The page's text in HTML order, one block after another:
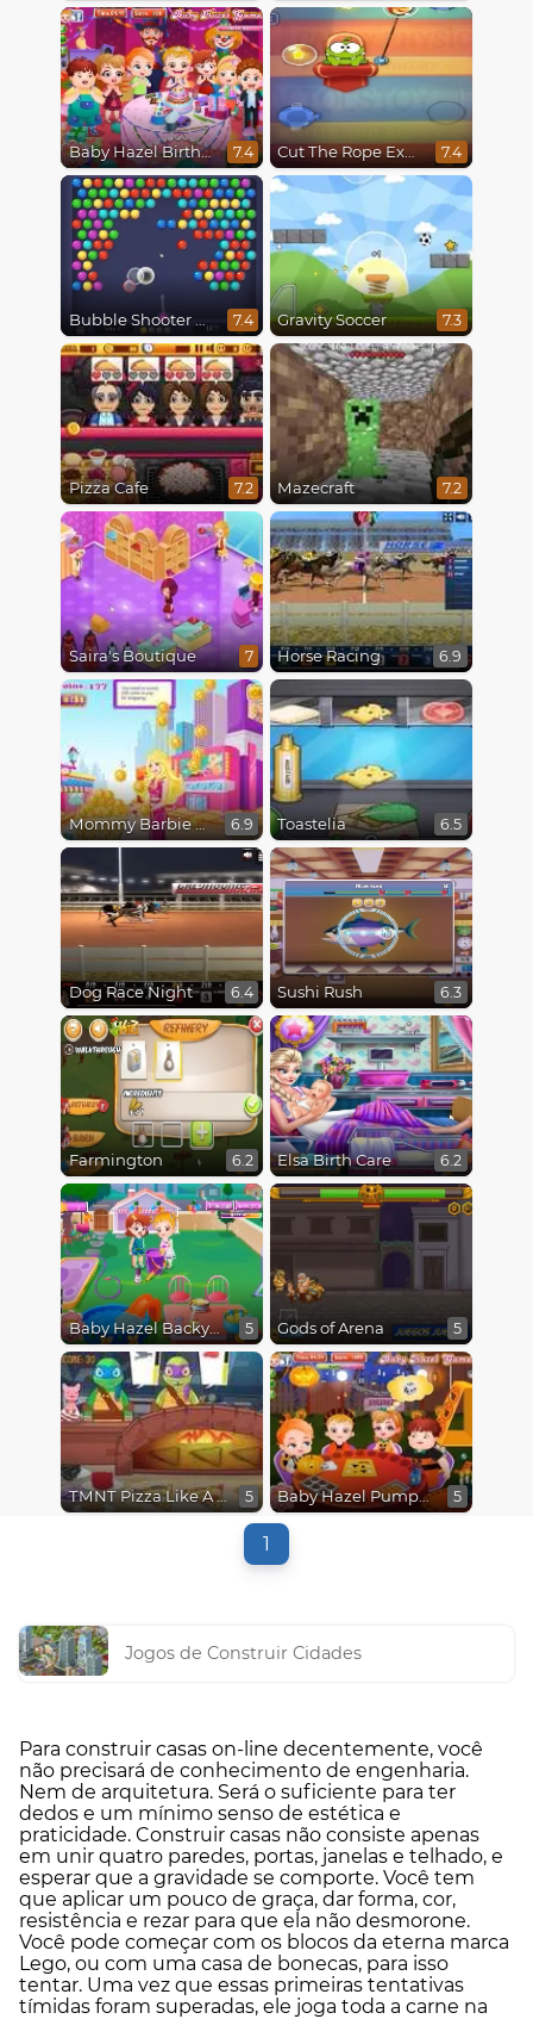
Baby Hazel Birthday Party 7.4 Cut The Rope Experiments 7.4
Bubble Shooter HD 7.4 Gravity Soccer 7.3
Pizza Cafe 7.2 Mazecraft 7.2
Saira's Boutique 7 Horse Racing 6.9
Mommy Barbie Go Shopping 6.9 Toastelia 6.5
Dog Race Night 6.4 Sushi Rush 6.3
Farmington 6.2 Elsa Birth Care 6.2
Baby Hazel Backyard Party 5 Gods of Arena 5
TMNT Pizza Like A Turtle Do 5 Baby Hazel Pumpkin Party 5
1
Jogos de Construir Cidades
Para construir casas on-line decentemente, você
não precisará de conhecimento de engenharia.
Nem de arquitetura. Será o suficiente para ter
dedos e um mínimo senso de estética e
praticidade. Construir casas não consiste apenas
em unir quatro paredes, portas, janelas e telhado, e
esperar que a gravidade se comporte. Você tem
que aplicar um pouco de graça, dar forma, cor,
resistência e rezar para que ela não desmorone.
Você pode começar com os blocos da eterna marca
Lego, ou com uma casa de bonecas, para isso
tentar. Uma vez que essas primeiras tentativas
tímidas foram superadas, ele joga toda a carne na